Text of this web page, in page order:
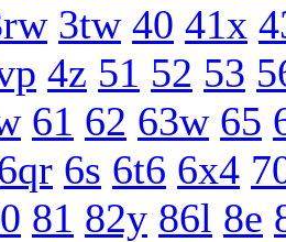
3tw 40 41x
4z 51 52 53
61 62 63w 65
6s 6t6 6x4
81 82y 86l 8e